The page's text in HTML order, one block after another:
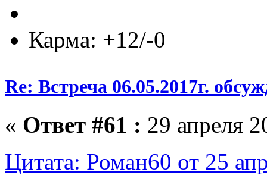
Карма: +12/-0
Re: Встреча 06.05.2017г.
« Ответ #61 : 29 апреля
Цитата: Роман60 от 25